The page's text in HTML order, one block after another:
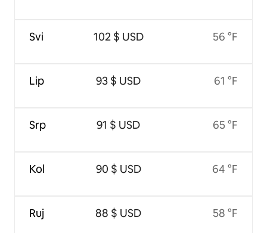
Svi
Lip
Srp
Kol
Ruj
102 $ USD
93 $ USD
91 $ USD
90 $ USD
88 $ USD
56 °F
61 °F
65 °F
64 °F
58 °F